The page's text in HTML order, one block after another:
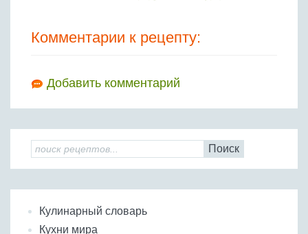
Комментарии к рецепту:
Добавить комментарий
Поиск
Кулинарный словарь
Кухни мира